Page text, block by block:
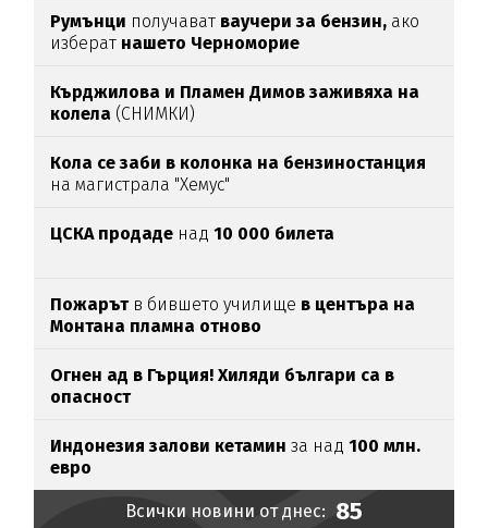
Румънци получават ваучери за бензин, ако
изберат нашето Черноморие
Кърджилова и Пламен Димов заживяха на
колела (СНИМКИ)
Кола се заби в колонка на бензиностанция
на магистрала "Хемус"
ЦСКА продаде над10 000 билета
Пожарът в бившето училище в центъра на
Монтана пламна отново
Огнен ад в Гърция! Хиляди българи са в
опасност
Индонезия залови кетамин за над100 млн.
евро
Всички новини от днес: 85